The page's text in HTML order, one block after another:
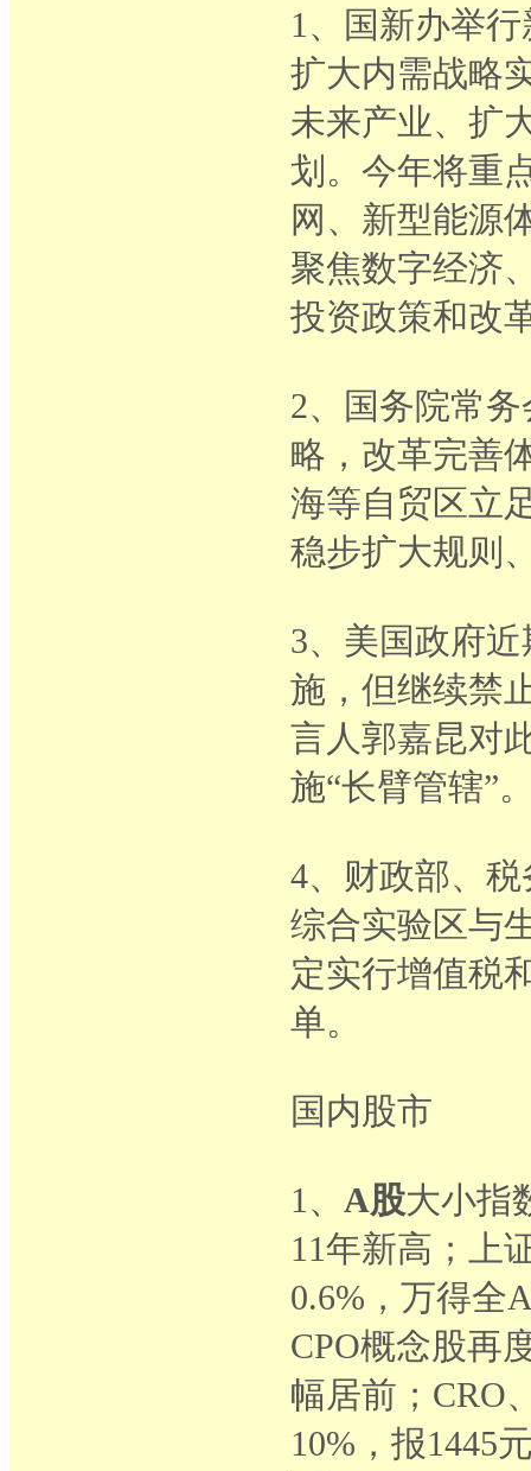
1、国新办举
扩大内需战略
未来产业、扩
划。今年将重
网、新型能源
聚焦数字经济
投资政策和改
2、国务院常
略，改革完善
海等自贸区立
稳步扩大规则
3、美国政府
施，但继续禁
言人郭嘉昆对
施“长臂管辖”
4、财政部、
综合实验区与
定实行增值税
单。
国内股市
1、 A股大小指
11年新高；上
0.6%，万得全
CPO概念股再
幅居前；CRO
10%，报1445